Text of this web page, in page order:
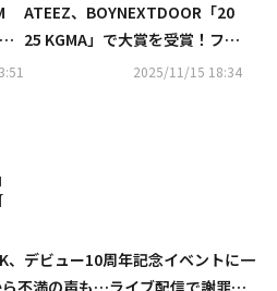
ATEEZ、BOYNEXTDOOR「20
25 KGMA」で大賞を受賞！ファ
ンに感謝“心から愛してる”（総
2025/11/15 18:34
、デビュー10周年記念イベントに一
不満の声も…ライブ配信で謝罪